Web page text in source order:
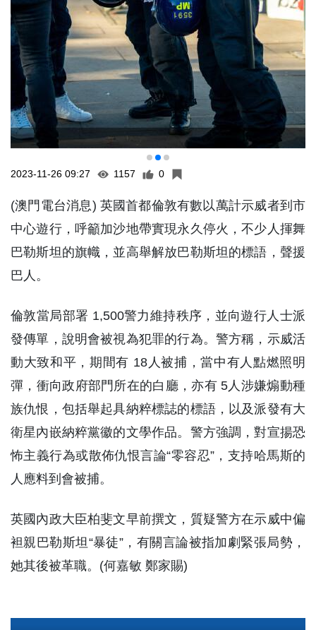
2023-11-26 09:27 1157 0
(澳門電台消息) 英國首都倫敦有數以萬計示威者到市
中心遊行，呼籲加沙地帶實現永久停火，不少人揮舞
巴勒斯坦的旗幟，並高舉解放巴勒斯坦的標語，聲援
巴人。
倫敦當局部署 1,500警力維持秩序，並向遊行人士派
發傳單，說明會被視為犯罪的行為。警方稱，示威活
動大致和平，期間有 18人被捕，當中有人點燃照明
彈，衝向政府部門所在的白廳，亦有 5人涉嫌煽動種
族仇恨，包括舉起具納粹標誌的標語，以及派發有大
衛星內嵌納粹黨徽的文學作品。警方強調，對宣揚恐
怖主義行為或散佈仇恨言論“零容忍”，支持哈馬斯的
人應料到會被捕。
英國內政大臣柏斐文早前撰文，質疑警方在示威中偏
袒親巴勒斯坦“暴徒”，有關言論被指加劇緊張局勢，
她其後被革職。(何嘉敏 鄭家賜)